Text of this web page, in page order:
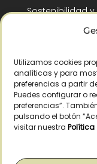
Utilizamos cookies
analíticas y para
preferencias a partir
Puedes configurar o
preferencias”.
pulsando el botón
visitar nuestra Política
Sostenibilidad
RSC y
|Aviso legal|Política